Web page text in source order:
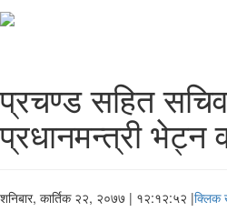
प्रचण्ड सहित
प्रधानमन्त्री भेट्न
शनिबार, कार्तिक २२, २०७७ | १२:१२:५२ |क्लिक